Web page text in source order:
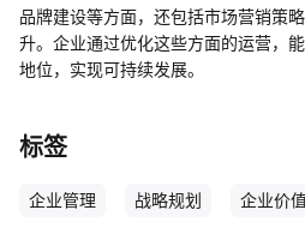
品牌建设等方面，还包括市场营销策
升。企业通过优化这些方面的运营，
地位，实现可持续发展。
标签
企业管理 战略规划 企业价